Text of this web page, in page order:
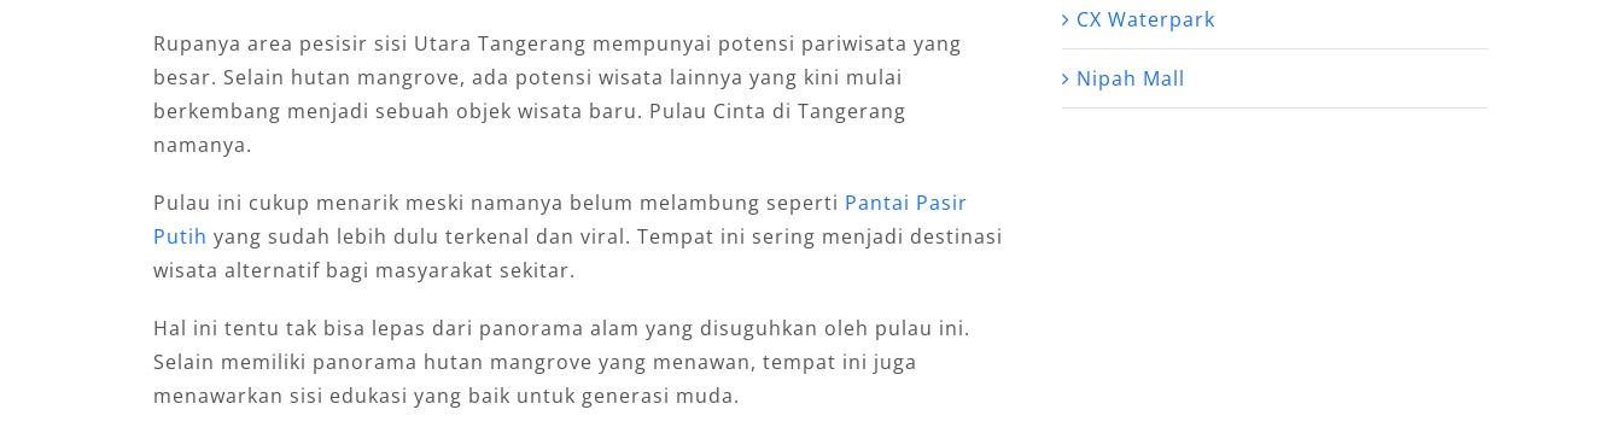
Rupanya area pesisir sisi Utara Tangerang mempunyai potensi pariwisata yang
besar. Selain hutan mangrove, ada potensi wisata lainnya yang kini mulai
berkembang menjadi sebuah objek wisata baru. Pulau Cinta di Tangerang
namanya.
Pulau ini cukup menarik meski namanya belum melambung seperti Pantai Pasir
Putih yang sudah lebih dulu terkenal dan viral. Tempat ini sering menjadi destinasi
wisata alternatif bagi masyarakat sekitar.
Hal ini tentu tak bisa lepas dari panorama alam yang disuguhkan oleh pulau ini.
Selain memiliki panorama hutan mangrove yang menawan, tempat ini juga
menawarkan sisi edukasi yang baik untuk generasi muda.
CX Waterpark
Nipah Mall